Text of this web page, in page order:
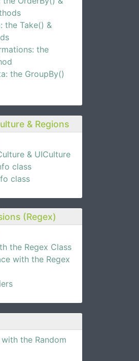
the Take() &
the
the GroupBy()
& Regions
& UICulture
class
class
(Regex)
the Regex Class
with the Regex
the Random